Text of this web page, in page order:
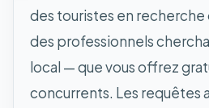
des touristes en
des professionnels
local — que vous offrez
concurrents. Les requêtes